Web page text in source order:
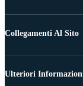
Collegamenti Al Sito
Ulteriori